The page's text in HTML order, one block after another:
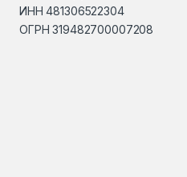
ИНН 481306522304
ОГРН 319482700007208